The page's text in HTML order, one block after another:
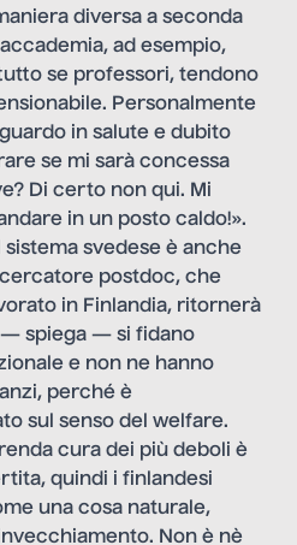
diversa a seconda
ad esempio,
se professori, tendono
Personalmente
in salute e dubito
se mi sarà concessa
Di certo non qui. Mi
in un posto caldo!».
svedese è anche
postdoc, che
in Finlandia, ritornerà
— spiega — si fidano
e non ne hanno
perché è
sul senso del welfare.
cura dei più deboli è
quindi i finlandesi
una cosa naturale,
Non è nè